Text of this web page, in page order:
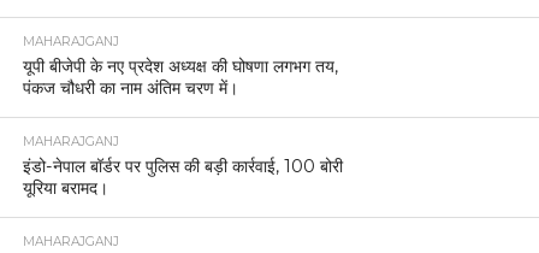
MAHARAJGANJ
यूपी बीजेपी के नए प्रदेश अध्यक्ष की घोषणा लगभग तय,
पंकज चौधरी का नाम अंतिम चरण में।
MAHARAJGANJ
इंडो-नेपाल बॉर्डर पर पुलिस की बड़ी कार्रवाई, 100 बोरी
यूरिया बरामद।
MAHARAJGANJ